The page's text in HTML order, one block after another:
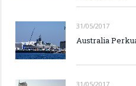
31/05/2017
Australia
31/05/2017